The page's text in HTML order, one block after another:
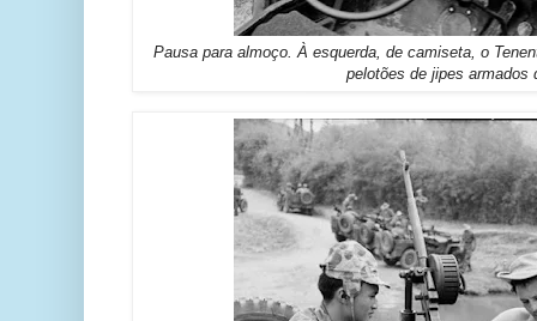
Pausa para almoço. À esquerda, de camiseta, o
pelotões de jipes armados